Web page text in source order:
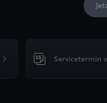
Servicetermin